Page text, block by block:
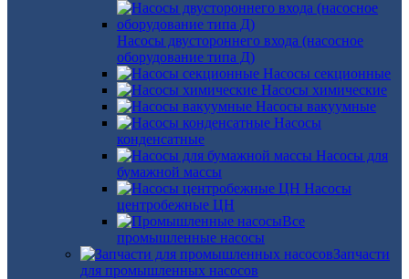
Насосы двустороннего входа (насосное
оборудование типа Д)
Насосы секционные
Насосы химические
Насосы вакуумные
Насосы
конденсатные
Насосы для
бумажной массы
Насосы
центробежные ЦН
Все
промышленные насосы
Запчасти
для промышленных насосов